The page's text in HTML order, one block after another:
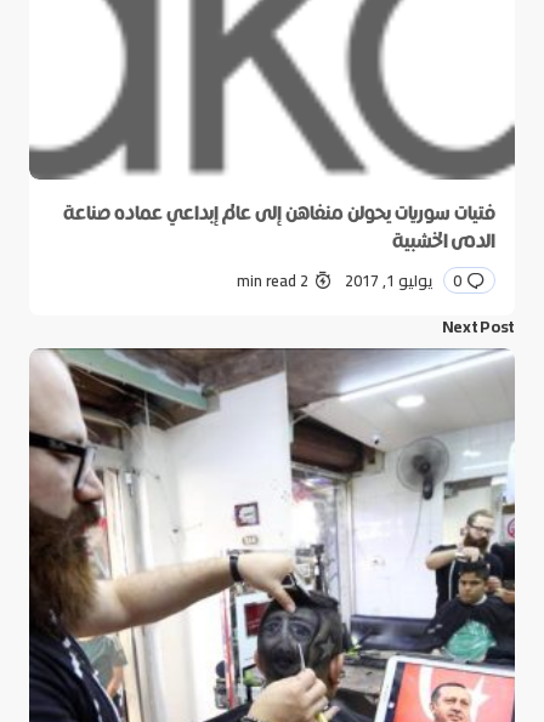
فتيات سوريات يحولن منفاهن إلى عالم إبداعي عماده صناعة
الدمى الخشبية
0 يوليو 1, 2017 2 min read
Next Post